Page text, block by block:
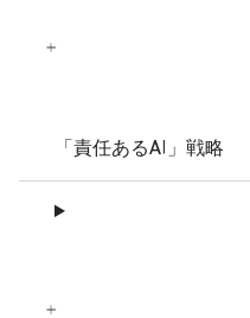
「責任あるAI」戦略